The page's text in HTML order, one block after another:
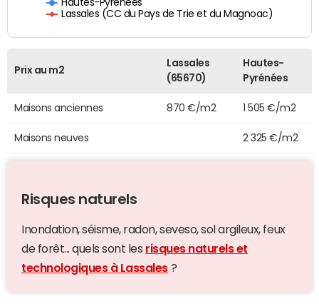
Hautes-Pyrénées
Lassales (CC du Pays de Trie et du Magnoac)
Prix au m2
Lassales
(65670)
Hautes-
Pyrénées
Maisons anciennes 870 €/m2 1 505 €/m2
Maisons neuves 2 325 €/m2
Risques naturels
Inondation, séisme, radon, seveso, sol argileux, feux
de forêt... quels sont les risques naturels et
technologiques à Lassales ?